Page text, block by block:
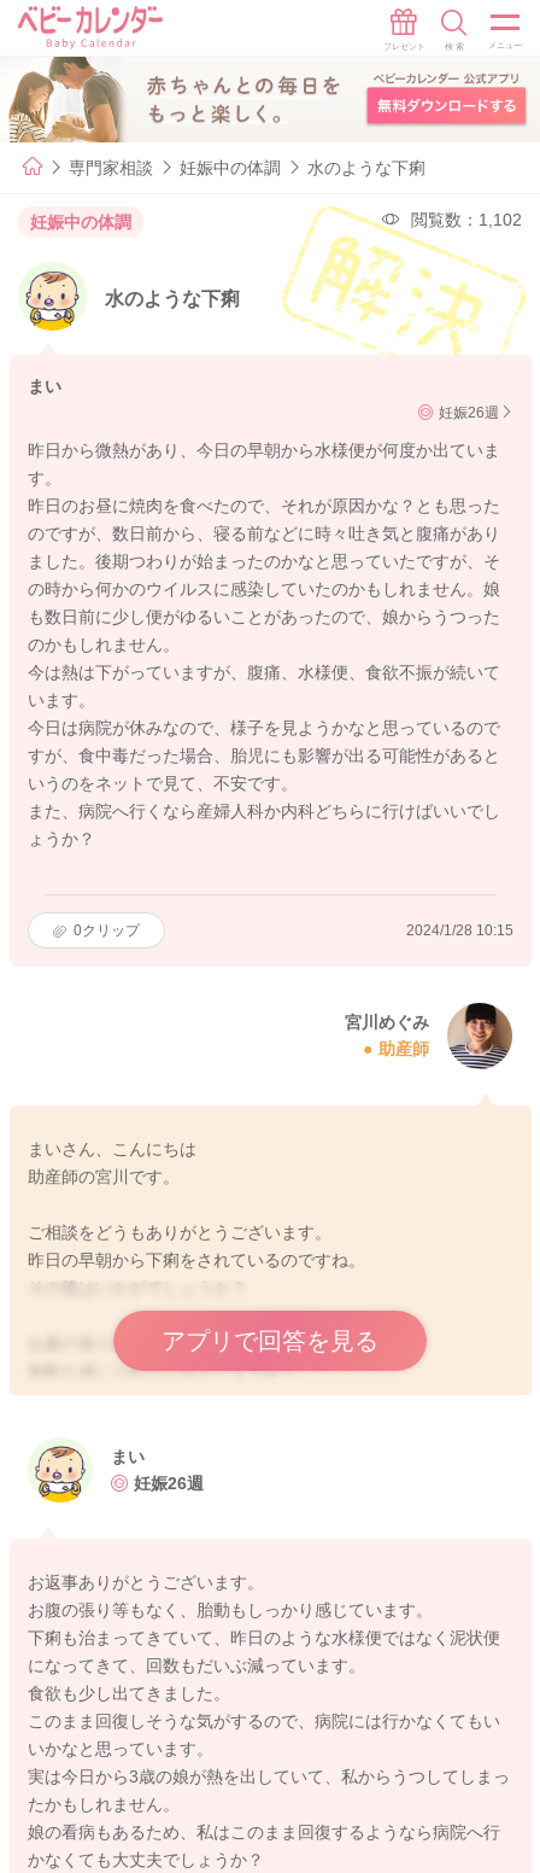
専門家相談 妊娠中の体調 水のような下痢
妊娠中の体調 閲覧数：1,102
水のような下痢
まい
妊娠26週
昨日から微熱があり、今日の早朝から水様便が何度か出ていま
す。
昨日のお昼に焼肉を食べたので、それが原因かな？とも思った
のですが、数日前から、寝る前などに時々吐き気と腹痛があり
ました。後期つわりが始まったのかなと思っていたですが、そ
の時から何かのウイルスに感染していたのかもしれません。娘
も数日前に少し便がゆるいことがあったので、娘からうつった
のかもしれません。
今は熱は下がっていますが、腹痛、水様便、食欲不振が続いて
います。
今日は病院が休みなので、様子を見ようかなと思っているので
すが、食中毒だった場合、胎児にも影響が出る可能性があると
いうのをネットで見て、不安です。
また、病院へ行くなら産婦人科か内科どちらに行けばいいでし
ょうか？
0クリップ 2024/1/28 10:15
宮川めぐみ
助産師
まいさん、こんにちは
助産師の宮川です。
ご相談をどうもありがとうございます。
昨日の早朝から下痢をされているのですね。
お腹の張りがったり、出血、痛みもありませんか？
胎動も感じられているでしょうか？
されてみていいのではと思いました。
かかりつけにもお電話で相談をされてから、内科の受診で良い
よかったら参考になさってみてください。
どうぞよろしくお願いします。
アプリで回答を見る
まい
妊娠26週
お返事ありがとうございます。
お腹の張り等もなく、胎動もしっかり感じています。
下痢も治まってきていて、昨日のような水様便ではなく泥状便
になってきて、回数もだいぶ減っています。
食欲も少し出てきました。
このまま回復しそうな気がするので、病院には行かなくてもい
いかなと思っています。
実は今日から3歳の娘が熱を出していて、私からうつしてしまっ
たかもしれません。
娘の看病もあるため、私はこのまま回復するようなら病院へ行
かなくても大丈夫でしょうか？